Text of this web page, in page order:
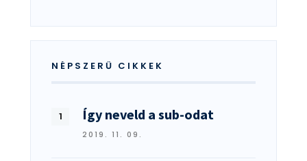
NÉPSZERŰ CIKKEK
Így neveld a sub-odat
2019. 11. 09.